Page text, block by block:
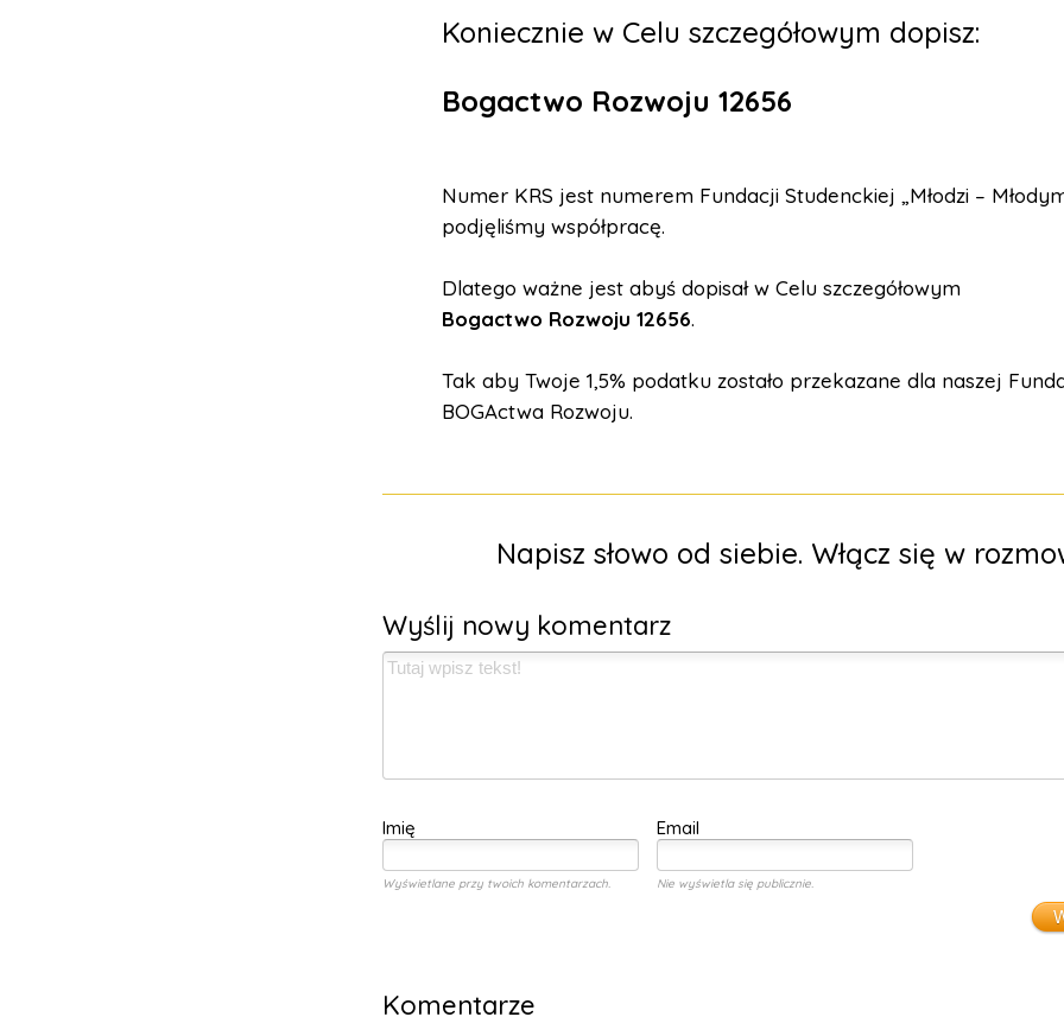
Koniecznie w Celu szczegółowym dopisz:
Bogactwo Rozwoju 12656
Numer KRS jest numerem Fundacji Studenckiej „Młodzi –
podjęliśmy współpracę.
Dlatego ważne jest abyś dopisał w Celu szczegółowym
Bogactwo Rozwoju 12656.
Tak aby Twoje 1,5% podatku zostało przekazane dla naszej
BOGActwa Rozwoju.
Napisz słowo od siebie. Włącz się w
Komentarze
Wyślij nowy komentarz
Imię Email
Wyświetlane przy twoich komentarzach. Nie wyświetla się publicznie.